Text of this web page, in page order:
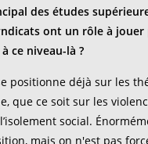
des études
ont un rôle à
ce niveau-là ?
positionne déjà sur les
que ce soit sur les
social.
mais on n'est pas